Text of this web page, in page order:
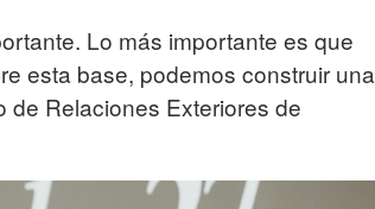
Lo más importante es que
esta base, podemos construir una
de Relaciones Exteriores de